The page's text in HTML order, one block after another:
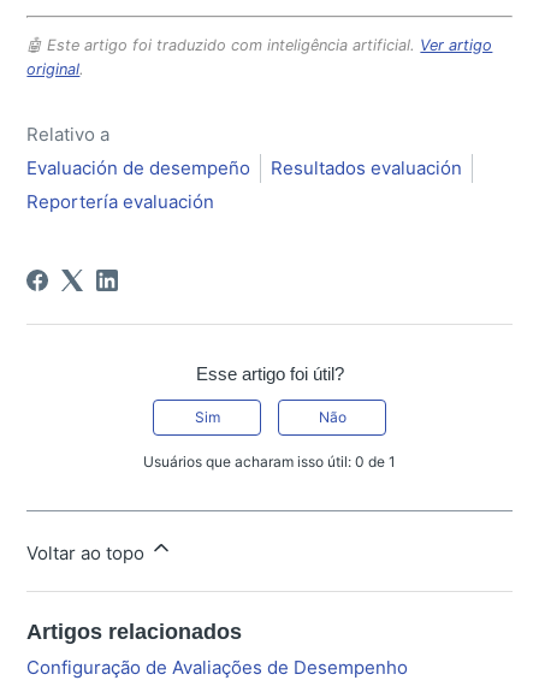
🤖 Este artigo foi traduzido com inteligência artificial. Ver artigo
original.
Relativo a
Evaluación de desempeño
Resultados evaluación
Reportería evaluación
Esse artigo foi útil?
Sim Não
Usuários que acharam isso útil: 0 de 1
Voltar ao topo
Artigos relacionados
Configuração de Avaliações de Desempenho